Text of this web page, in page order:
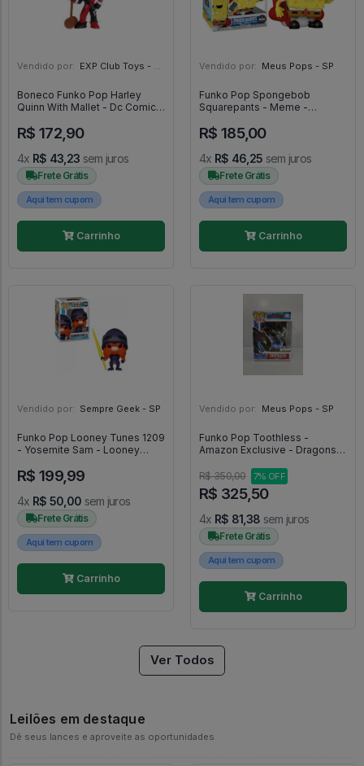
Vendido por: EXP Club Toys - SP
Boneco Funko Pop Harley
Quinn With Mallet - Dc Comics
R$ 172,90
4x R$ 43,23 sem juros
Frete Grátis
Aqui tem cupom
Carrinho
Vendido por: Meus Pops - SP
Funko Pop Spongebob
Squarepants - Meme -
#1752
R$ 185,00
4x R$ 46,25 sem juros
Frete Grátis
Aqui tem cupom
Carrinho
Vendido por: Sempre Geek - SP
Funko Pop Looney Tunes 1209
- Yosemite Sam - Looney
R$ 199,99
4x R$ 50,00 sem juros
Frete Grátis
Aqui tem cupom
Carrinho
Vendido por: Meus Pops - SP
Funko Pop Toothless -
Amazon Exclusive - Dragons
R$ 350,00
7% OFF
R$ 325,50
4x R$ 81,38 sem juros
Frete Grátis
Aqui tem cupom
Carrinho
Ver Todos
Leilões em destaque
Dê seus lances e aproveite as oportunidades